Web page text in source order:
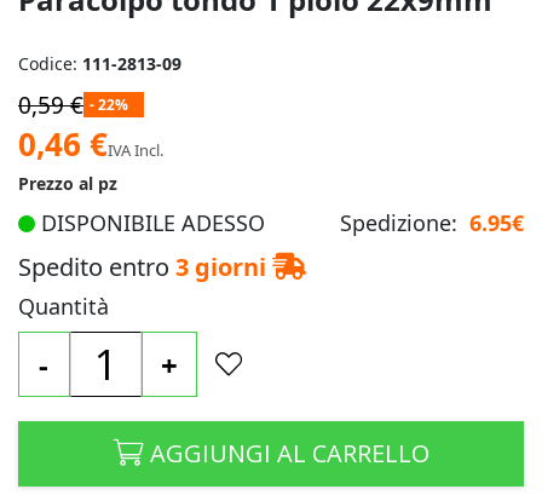
Codice: 111-2813-09
0,59 € - 22%
Prezzo
speciale
0,46 €IVA Incl.
Prezzo al pz
DISPONIBILE ADESSO Spedizione: 6.95€
Spedito entro 3 giorni
Quantità
- +
AGGIUNGI AL CARRELLO